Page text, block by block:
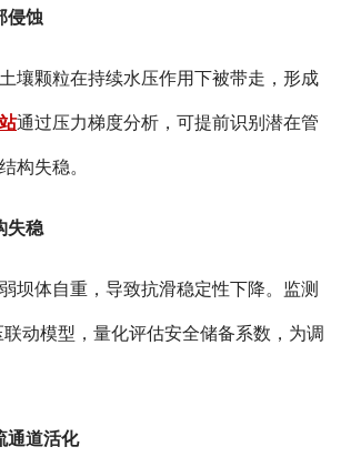
侵蚀
壤颗粒在持续水压作用下被带走，形成
通过压力梯度分析，可提前识别潜在管
构失稳。
失稳
坝体自重，导致抗滑稳定性下降。监测
联动模型，量化评估安全储备系数，为调
通道活化